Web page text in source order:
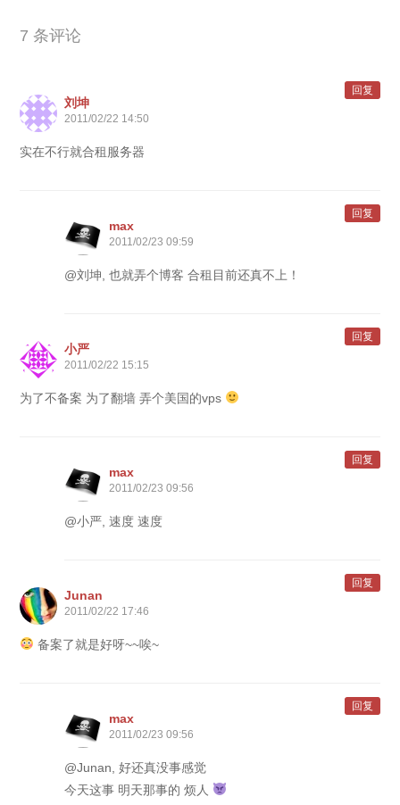
7 条评论
刘坤
2011/02/22 14:50
实在不行就合租服务器
回复
max
2011/02/23 09:59
@刘坤, 也就弄个博客 合租目前还真不上！
回复
小严
2011/02/22 15:15
为了不备案 为了翻墙 弄个美国的vps
回复
max
2011/02/23 09:56
@小严, 速度 速度
回复
Junan
2011/02/22 17:46
备案了就是好呀~~唉~
回复
max
2011/02/23 09:56
@Junan, 好还真没事感觉
今天这事 明天那事的 烦人
回复